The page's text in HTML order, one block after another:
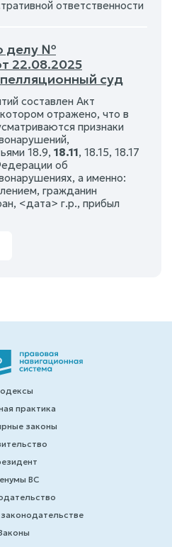
ответственности
делу №
22.08.2025
суд
составлен Акт
отражено, что в
признаки
18.9, 18.11, 18.15, 18.17
об
а именно:
гражданин
<дата> г.р., прибыл
практика
законы
ВС